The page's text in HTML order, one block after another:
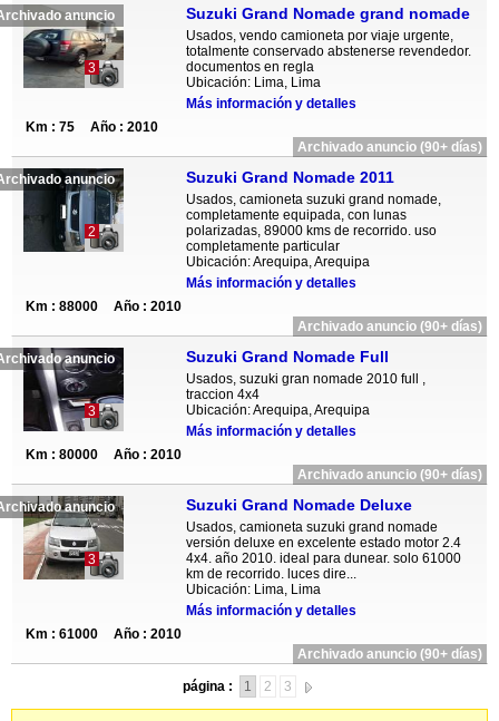
anuncio
3
Suzuki Grand Nomade grand nomade
Usados, vendo camioneta por viaje urgente,
totalmente conservado abstenerse revendedor.
documentos en regla
Ubicación: Lima, Lima
Más información y detalles
Km : 75
Año : 2010
Archivado anuncio (90+ días)
anuncio
2
Suzuki Grand Nomade 2011
Usados, camioneta suzuki grand nomade,
completamente equipada, con lunas
polarizadas, 89000 kms de recorrido. uso
completamente particular
Ubicación: Arequipa, Arequipa
Más información y detalles
Km : 88000
Año : 2010
Archivado anuncio (90+ días)
anuncio
3
Suzuki Grand Nomade Full
Usados, suzuki gran nomade 2010 full ,
traccion 4x4
Ubicación: Arequipa, Arequipa
Más información y detalles
Km : 80000
Año : 2010
Archivado anuncio (90+ días)
anuncio
3
Suzuki Grand Nomade Deluxe
Usados, camioneta suzuki grand nomade
versión deluxe en excelente estado motor 2.4
4x4. año 2010. ideal para dunear. solo 61000
km de recorrido. luces dire...
Ubicación: Lima, Lima
Más información y detalles
Km : 61000
Año : 2010
Archivado anuncio (90+ días)
página : 1 2 3